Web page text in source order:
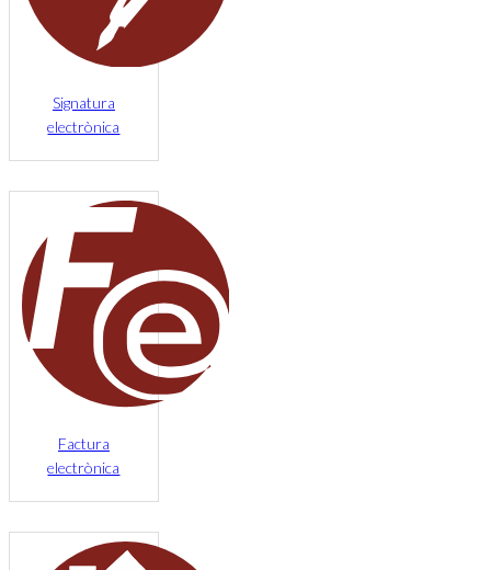
Signatura
electrònica
Factura
electrònica